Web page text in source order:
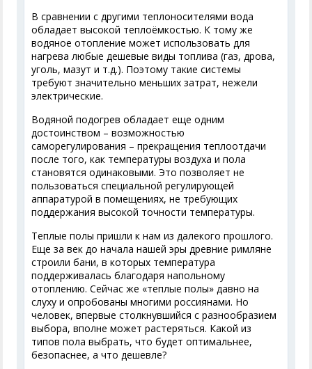
В сравнении с другими теплоносителями вода
обладает высокой теплоёмкостью. К тому же
водяное отопление может использовать для
нагрева любые дешевые виды топлива (газ, дрова,
уголь, мазут и т.д.). Поэтому такие системы
требуют значительно меньших затрат, нежели
электрические.
Водяной подогрев обладает еще одним
достоинством – возможностью
саморегулирования – прекращения теплоотдачи
после того, как температуры воздуха и пола
становятся одинаковыми. Это позволяет не
пользоваться специальной регулирующей
аппаратурой в помещениях, не требующих
поддержания высокой точности температуры.
Теплые полы пришли к нам из далекого прошлого.
Еще за век до начала нашей эры древние римляне
строили бани, в которых температура
поддерживалась благодаря напольному
отоплению. Сейчас же «теплые полы» давно на
слуху и опробованы многими россиянами. Но
человек, впервые столкнувшийся с разнообразием
выбора, вполне может растеряться. Какой из
типов пола выбрать, что будет оптимальнее,
безопаснее, а что дешевле?